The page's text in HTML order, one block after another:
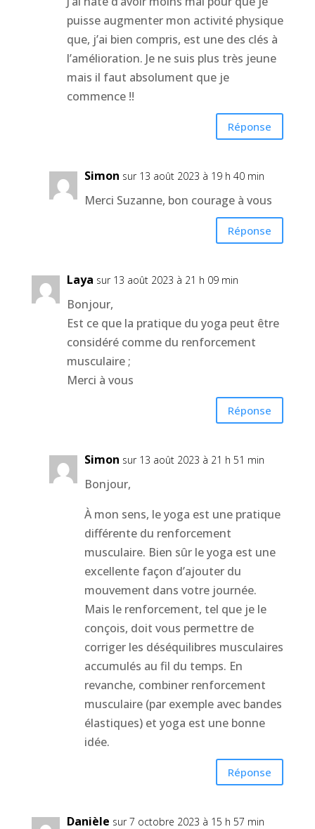
puisse augmenter mon activité physique
que, j’ai bien compris, est une des clés à
l’amélioration. Je ne suis plus très jeune
mais il faut absolument que je
commence !!
Réponse
Simon sur 13 août 2023 à 19 h 40 min
Merci Suzanne, bon courage à vous
Réponse
Laya sur 13 août 2023 à 21 h 09 min
Bonjour,
Est ce que la pratique du yoga peut être
considéré comme du renforcement
musculaire ;
Merci à vous
Réponse
Simon sur 13 août 2023 à 21 h 51 min
Bonjour,
À mon sens, le yoga est une pratique
différente du renforcement
musculaire. Bien sûr le yoga est une
excellente façon d’ajouter du
mouvement dans votre journée.
Mais le renforcement, tel que je le
conçois, doit vous permettre de
corriger les déséquilibres musculaires
accumulés au fil du temps. En
revanche, combiner renforcement
musculaire (par exemple avec bandes
élastiques) et yoga est une bonne
idée.
Réponse
Danièle sur 7 octobre 2023 à 15 h 57 min